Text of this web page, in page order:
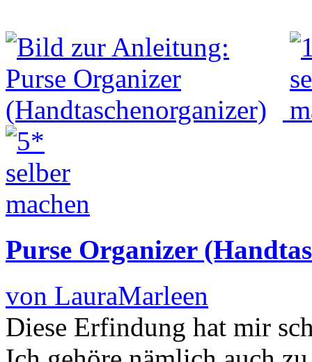
Purse Organizer
von LauraMarleen
Diese Erfindung hat mir